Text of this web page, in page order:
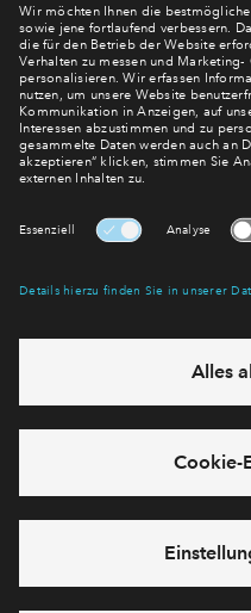
Verpassen Sie zu diesem
mehr! Wir halten Sie auf
regelmäßig
über den Stand dieses
für unsere